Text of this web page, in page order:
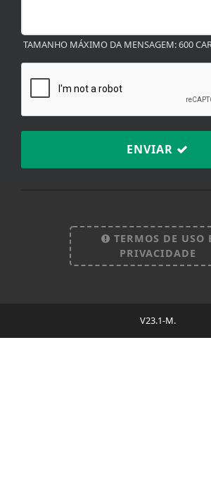
TAMANHO MÁXIMO DA MENSAGEM: 600
ENVIAR
TERMOS DE USO
PRIVACIDADE
V23.1-M.